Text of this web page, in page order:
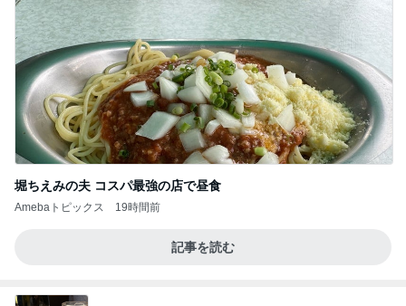
堀ちえみの夫 コスパ最強の店で昼食
Amebaトピックス 19時間前
記事を読む